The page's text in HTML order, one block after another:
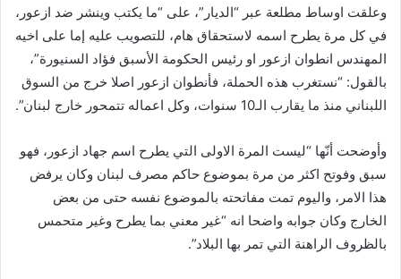
وعلقت اوساط مطلعة عبر “الديار”، على “ما يكتب وينشر ضد ازعور،
في كل مرة يطرح اسمه لاستحقاق هام، للتصويب عليه إما على اخيه
المهندس انطوان ازعور او رئيس الحكومة الأسبق فؤاد السنيورة”،
بالقول: “نستغرب هذه الحملة، فأنطوان ازعور اصلا خرج من السوق
اللبناني منذ ما يقارب الـ10 سنوات، وكل اعماله تتمحور خارج لبنان”.
وأوضحت أنّها “ليست المرة الاولى التي يطرح اسم جهاد ازعور، فهو
سبق وفوتح اكثر من مرة بموضوع حاكم مصرف لبنان وكان يرفض
هذا الامر، واليوم تمت مفاتحته بالموضوع نفسه حتى من بعض
الخارج وكان جوابه واضحا انه “غير معني بما يطرح وغير متحمس
بالظروف الراهنة التي تمر بها البلاد”.